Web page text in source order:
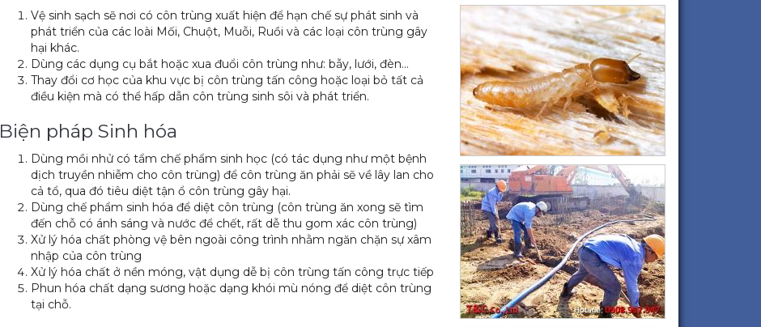
Vệ sinh sạch sẽ nơi có côn trùng xuất hiện để hạn chế sự phát sinh và
phát triển của các loài Mối, Chuột, Muỗi, Ruồi và các loại côn trùng gây
hại khác.
Dùng các dụng cụ bắt hoặc xua đuổi côn trùng như: bẫy, lưới, đèn…
Thay đổi cơ học của khu vực bị côn trùng tấn công hoặc loại bỏ tất cả
điều kiện mà có thể hấp dẫn côn trùng sinh sôi và phát triển.
Biện pháp Sinh hóa
Dùng mồi nhử có tẩm chế phẩm sinh học (có tác dụng như một bệnh
dịch truyền nhiễm cho côn trùng) để côn trùng ăn phải sẽ về lây lan cho
cả tổ, qua đó tiêu diệt tận ổ côn trùng gây hại.
Dùng chế phẩm sinh hóa để diệt côn trùng (côn trùng ăn xong sẽ tìm
đến chỗ có ánh sáng và nước để chết, rất dễ thu gom xác côn trùng)
Xử lý hóa chất phòng vệ bên ngoài công trình nhằm ngăn chặn sự xâm
nhập của côn trùng
Xử lý hóa chất ở nền móng, vật dụng dễ bị côn trùng tấn công trực tiếp
Phun hóa chất dạng sương hoặc dạng khói mù nóng để diệt côn trùng
tại chỗ.